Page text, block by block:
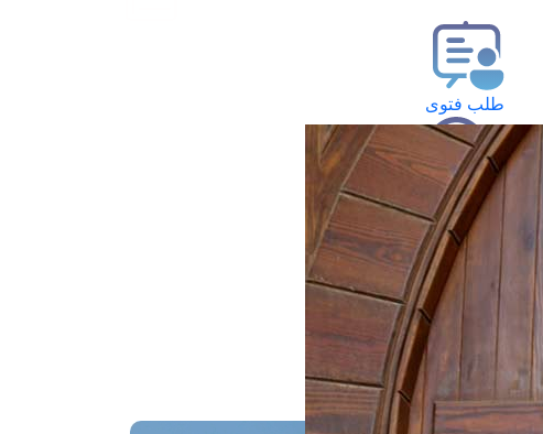
طلب فتوى
استعلام عن فتوى
حجز موعد
الفتوى الهاتفية